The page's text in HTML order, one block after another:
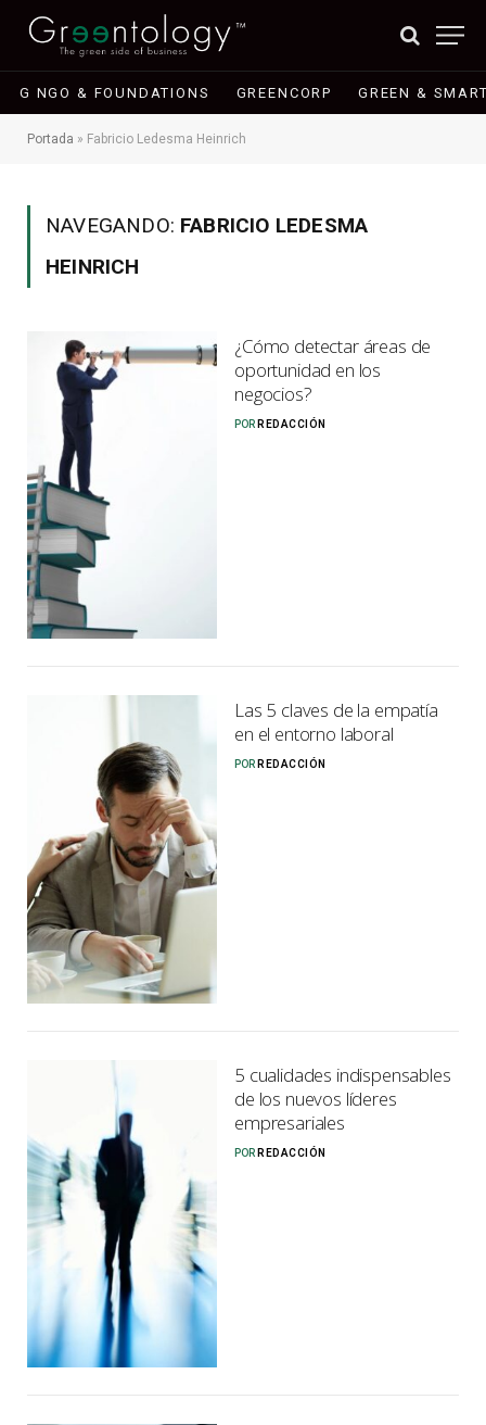
G NGO & FOUNDATIONS GREENCORP GREEN &
Portada » Fabricio Ledesma Heinrich
NAVEGANDO: FABRICIO LEDESMA
HEINRICH
¿Cómo detectar áreas de
oportunidad en los
negocios?
POR REDACCIÓN
Las 5 claves de la empatía
en el entorno laboral
POR REDACCIÓN
5 cualidades indispensables
de los nuevos líderes
empresariales
POR REDACCIÓN